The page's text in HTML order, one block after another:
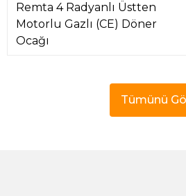
Remta 4 Radyanlı Üstten
Motorlu Gazlı (CE) Döner
Ocağı
Tümünü